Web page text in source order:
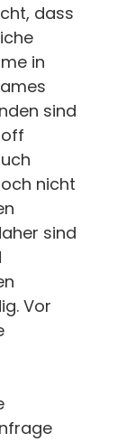
dass
in
sind
nicht
sind
Vor